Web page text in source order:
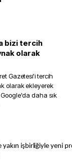
bizi tercih
olarak
Gazetesi'i tercih
olarak ekleyerek
daha sık
yakın işbirliğiyle yeni